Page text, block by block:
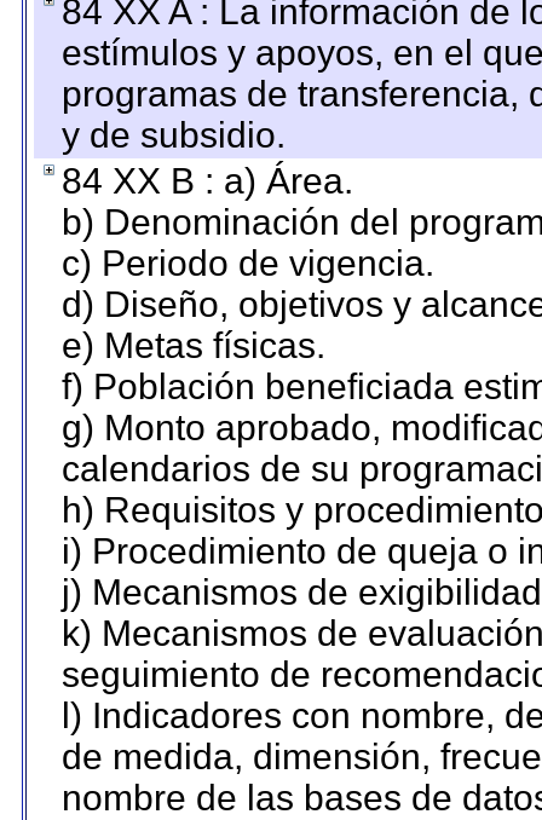
84 XX A : La información de
estímulos y apoyos, en el
programas de transferencia,
y de subsidio.
84 XX B : a) Área.
b) Denominación del
c) Periodo de vigencia.
d) Diseño, objetivos y
e) Metas físicas.
f) Población beneficiada
g) Monto aprobado,
calendarios de su
h) Requisitos y
i) Procedimiento de queja o
j) Mecanismos de
k) Mecanismos de
seguimiento de
l) Indicadores con nombre,
de medida, dimensión,
nombre de las bases de